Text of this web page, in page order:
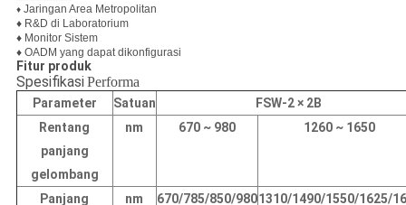
♦Jaringan Area Metropolitan
♦ R&D di Laboratorium
♦ Monitor Sistem
♦ OADM yang dapat dikonfigurasi
Fitur produk
SpesifikasiPerforma
Parameter Satuan
FSW-2 × 2B
Rentang
panjang
gelombang
nm 670 ~ 980 1260 ~ 1650
Panjang
nm 670/785/850/9801310/1490/1550/1625/